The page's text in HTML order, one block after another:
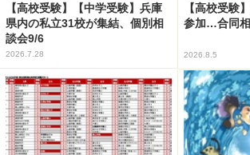
【高校受験】【中学受験】兵庫
県内の私立31校が集結、個別相
談会9/6
2026.7.28
【高校受験
参加…合同
2026.8.5